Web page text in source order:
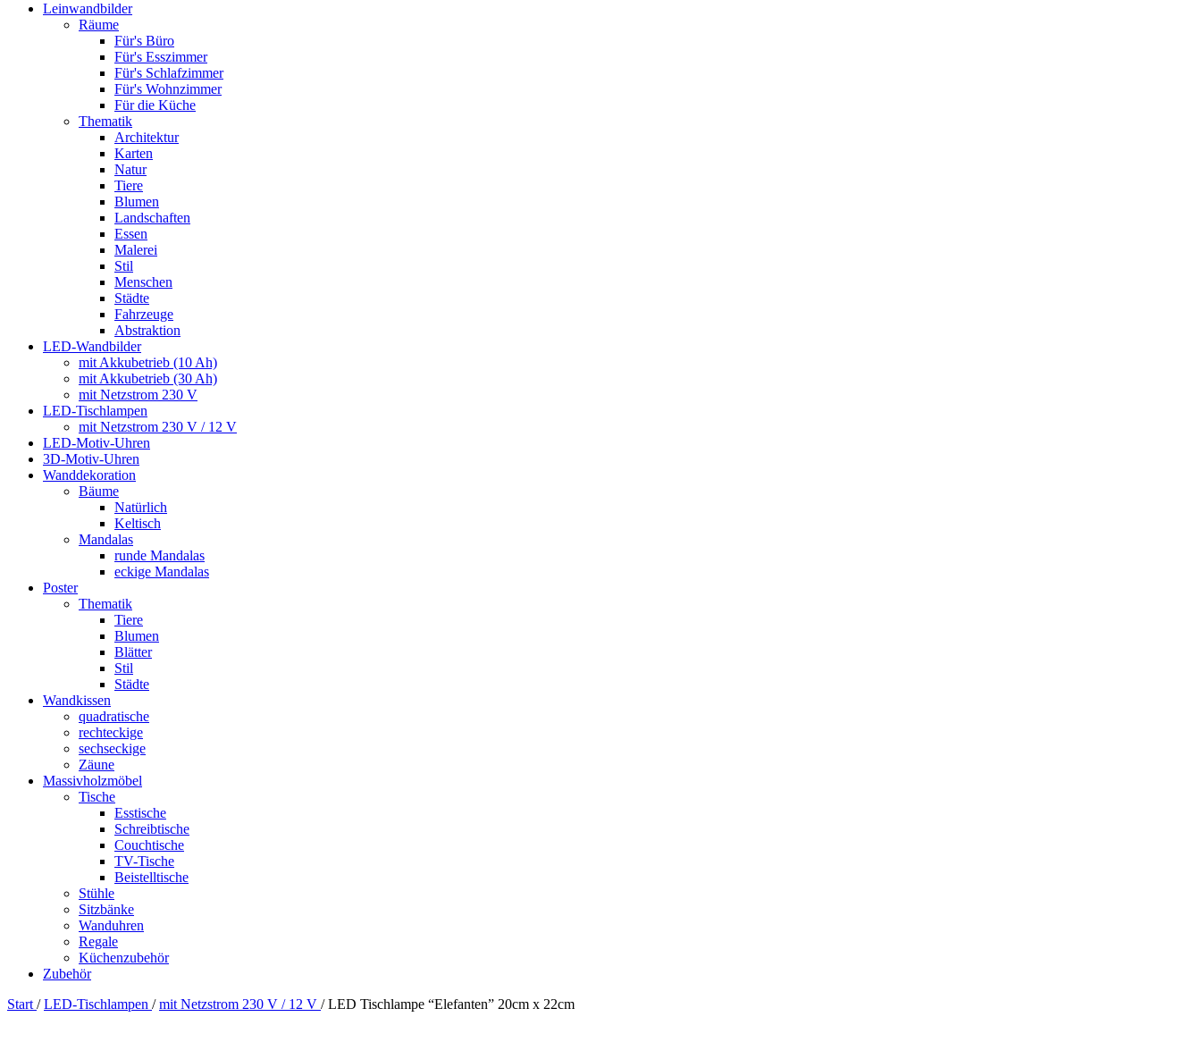
Leinwandbilder
Räume
Für's Büro
Für's Esszimmer
Für's Schlafzimmer
Für's Wohnzimmer
Für die Küche
Thematik
Architektur
Karten
Natur
Tiere
Blumen
Landschaften
Essen
Malerei
Stil
Menschen
Städte
Fahrzeuge
Abstraktion
LED-Wandbilder
mit Akkubetrieb (10 Ah)
mit Akkubetrieb (30 Ah)
mit Netzstrom 230 V
LED-Tischlampen
mit Netzstrom 230 V / 12 V
LED-Motiv-Uhren
3D-Motiv-Uhren
Wanddekoration
Bäume
Natürlich
Keltisch
Mandalas
runde Mandalas
eckige Mandalas
Poster
Thematik
Tiere
Blumen
Blätter
Stil
Städte
Wandkissen
quadratische
rechteckige
sechseckige
Zäune
Massivholzmöbel
Tische
Esstische
Schreibtische
Couchtische
TV-Tische
Beistelltische
Stühle
Sitzbänke
Wanduhren
Regale
Küchenzubehör
Zubehör
Start / LED-Tischlampen / mit Netzstrom 230 V / 12 V / LED Tischlampe “Elefanten” 20cm x 22cm